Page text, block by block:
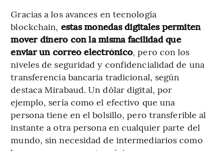
Gracias a los avances en tecnología
blockchain, estas monedas digitales permiten
mover dinero con la misma facilidad que
enviar un correo electrónico, pero con los
niveles de seguridad y confidencialidad de una
transferencia bancaria tradicional, según
destaca Mirabaud. Un dólar digital, por
ejemplo, sería como el efectivo que una
persona tiene en el bolsillo, pero transferible al
instante a otra persona en cualquier parte del
mundo, sin necesidad de intermediarios como